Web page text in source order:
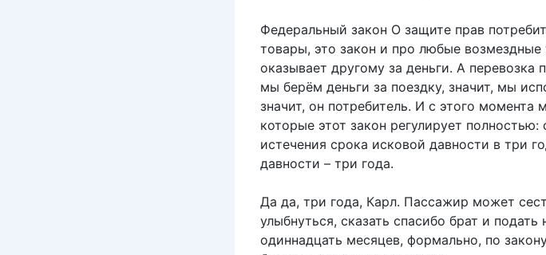
Федеральный закон О защите прав
товары, это закон и про любые возмездные
оказывает другому за деньги. А перевозка
мы берём деньги за поездку, значит, мы
значит, он потребитель. И с этого
которые этот закон регулирует
истечения срока исковой давности в три
давности – три года.
Да да, три года, Карл. Пассажир может
улыбнуться, сказать спасибо брат и подать
одиннадцать месяцев, формально, по